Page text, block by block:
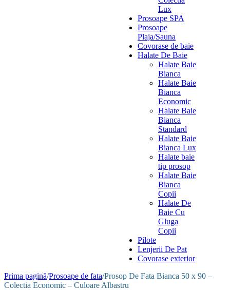
Lux
Prosoape SPA
Prosoape
Plaja/Sauna
Covorase de baie
Halate De Baie
Halate Baie
Bianca
Halate Baie
Bianca
Economic
Halate Baie
Bianca
Standard
Halate Baie
Bianca Lux
Halate baie
tip prosop
Halate Baie
Bianca
Copii
Halate De
Baie Cu
Gluga
Copii
Pilote
Lenjerii De Pat
Covorase exterior
Prima pagină/Prosoape de fata/Prosop De Fata Bianca 50 x 90 –
Colectia Economic – Culoare Albastru